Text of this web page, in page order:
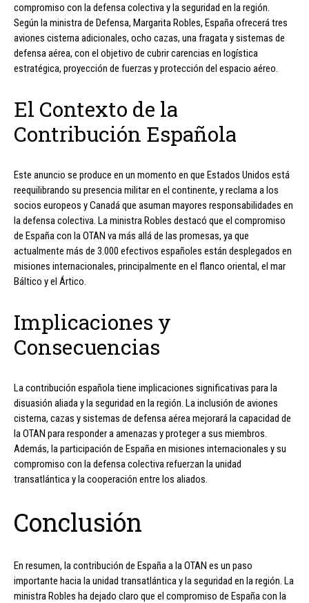
compromiso con la defensa colectiva y la seguridad en la región.
Según la ministra de Defensa, Margarita Robles, España ofrecerá tres
aviones cisterna adicionales, ocho cazas, una fragata y sistemas de
defensa aérea, con el objetivo de cubrir carencias en logística
estratégica, proyección de fuerzas y protección del espacio aéreo.
El Contexto de la
Contribución Española
Este anuncio se produce en un momento en que Estados Unidos está
reequilibrando su presencia militar en el continente, y reclama a los
socios europeos y Canadá que asuman mayores responsabilidades en
la defensa colectiva. La ministra Robles destacó que el compromiso
de España con la OTAN va más allá de las promesas, ya que
actualmente más de 3.000 efectivos españoles están desplegados en
misiones internacionales, principalmente en el flanco oriental, el mar
Báltico y el Ártico.
Implicaciones y
Consecuencias
La contribución española tiene implicaciones significativas para la
disuasión aliada y la seguridad en la región. La inclusión de aviones
cisterna, cazas y sistemas de defensa aérea mejorará la capacidad de
la OTAN para responder a amenazas y proteger a sus miembros.
Además, la participación de España en misiones internacionales y su
compromiso con la defensa colectiva refuerzan la unidad
transatlántica y la cooperación entre los aliados.
Conclusión
En resumen, la contribución de España a la OTAN es un paso
importante hacia la unidad transatlántica y la seguridad en la región. La
ministra Robles ha dejado claro que el compromiso de España con la